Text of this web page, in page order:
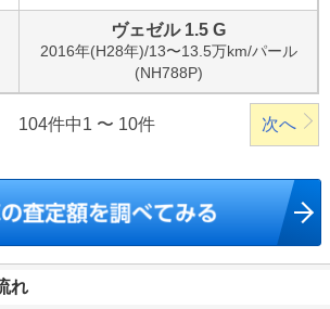
ヴェゼル 1.5 G
2016年(H28年)/13〜13.5万km/パール
(NH788P)
104件中1 〜 10件 次へ
れ